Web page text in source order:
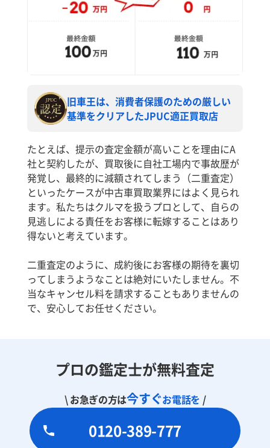
旧車王は、消費者保護のための厳しい
基準をクリアしたJPUC適正買取店
たとえば、提示の査定金額が高いことを理由にA
社と契約したが、買取後に自社工場内で事故歴が
発覚し、最終的に減額されてしまう（二重査定）
といったケースが中古車買取業界にはよく見られ
ます。私たちはクルマを扱うプロとして、自らの
見逃しによる責任をお客様に転嫁することはあり
得ないと考えています。
二重査定のように、成約後にお客様の期待を裏切
ってしまうようなことは絶対にいたしません。不
当なキャンセル料を請求することもありませんの
で、安心してお任せください。
プロの鑑定士が無料査定
\ お急ぎの方は今すぐお電話を /
0120-389-777